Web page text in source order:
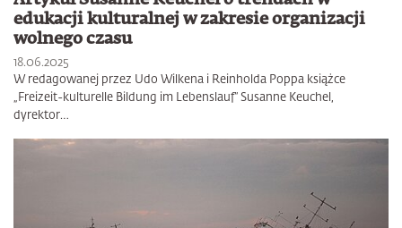
edukacji kulturalnej w zakresie organizacji
wolnego czasu
18.06.2025
W redagowanej przez Udo Wilkena i Reinholda Poppa książce
„Freizeit-kulturelle Bildung im Lebenslauf” Susanne Keuchel,
dyrektor…